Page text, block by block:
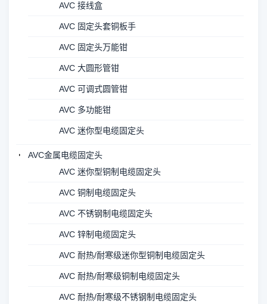
AVC 接线盒
AVC 固定头套铜板手
AVC 固定头万能钳
AVC 大圆形管钳
AVC 可调式圆管钳
AVC 多功能钳
AVC 迷你型电缆固定头
AVC金属电缆固定头
AVC 迷你型铜制电缆固定头
AVC 铜制电缆固定头
AVC 不锈钢制电缆固定头
AVC 锌制电缆固定头
AVC 耐热/耐寒级迷你型铜制电缆固定头
AVC 耐热/耐寒级铜制电缆固定头
AVC 耐热/耐寒级不锈钢制电缆固定头